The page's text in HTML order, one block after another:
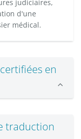
judiciaires,
d'une
médical.
en
traduction